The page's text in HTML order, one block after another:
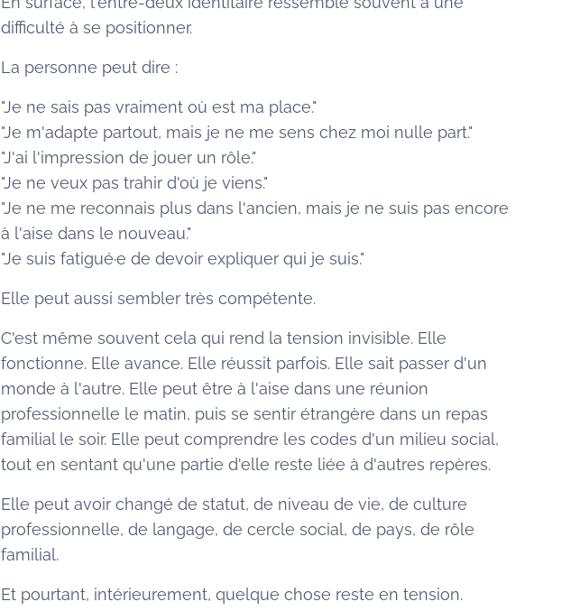
difficulté à se positionner.
La personne peut dire :
"Je ne sais pas vraiment où est ma place."
"Je m'adapte partout, mais je ne me sens chez moi nulle part."
"J'ai l'impression de jouer un rôle."
"Je ne veux pas trahir d'où je viens."
"Je ne me reconnais plus dans l'ancien, mais je ne suis pas encore
à l'aise dans le nouveau."
"Je suis fatigué·e de devoir expliquer qui je suis."
Elle peut aussi sembler très compétente.
C'est même souvent cela qui rend la tension invisible. Elle
fonctionne. Elle avance. Elle réussit parfois. Elle sait passer d'un
monde à l'autre. Elle peut être à l'aise dans une réunion
professionnelle le matin, puis se sentir étrangère dans un repas
familial le soir. Elle peut comprendre les codes d'un milieu social,
tout en sentant qu'une partie d'elle reste liée à d'autres repères.
Elle peut avoir changé de statut, de niveau de vie, de culture
professionnelle, de langage, de cercle social, de pays, de rôle
familial.
Et pourtant, intérieurement, quelque chose reste en tension.